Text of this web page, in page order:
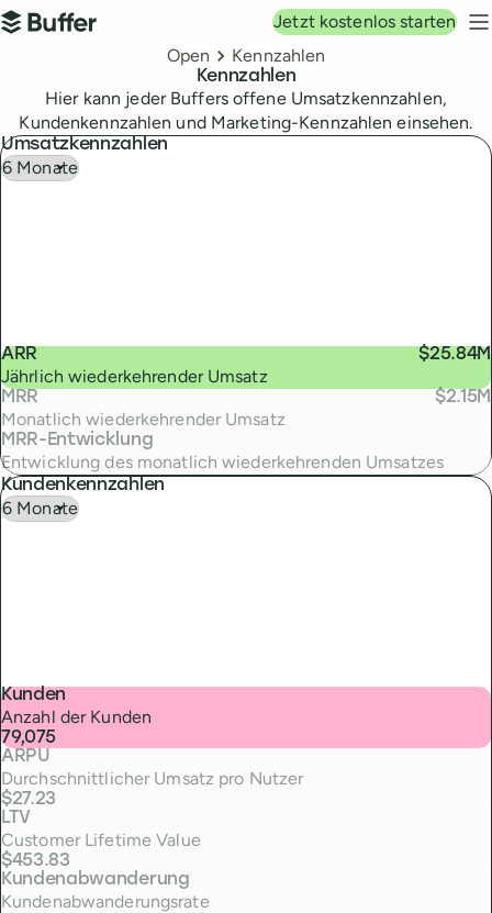
Hauptnavigation
Buffer
Jetzt kostenlos starten
Breadcrumbs
Open Kennzahlen
Kennzahlen
Hier kann jeder Buffers offene Umsatzkennzahlen,
Kundenkennzahlen und Marketing-Kennzahlen einsehen.
Umsatzkennzahlen
ARR
Jährlich wiederkehrender Umsatz
$25.84M
MRR
Monatlich wiederkehrender Umsatz
$2.15M
MRR-Entwicklung
Entwicklung des monatlich wiederkehrenden Umsatzes
Kundenkennzahlen
Kunden
Anzahl der Kunden
79,075
ARPU
Durchschnittlicher Umsatz pro Nutzer
$27.23
LTV
Customer Lifetime Value
$453.83
Kundenabwanderung
Kundenabwanderungsrate